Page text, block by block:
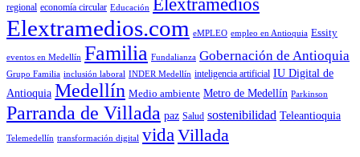
regional economía circular Educación
Elextramedios.com eMPLEO empleo en Antioquia Essity
eventos en Medellín Familia Fundalianza Gobernación de Antioquia
Grupo Familia inclusión laboral INDER Medellín inteligencia artificial IU Digital de
Antioquia Medellín Medio ambiente Metro de Medellín Parkinson
Parranda de Villada paz Salud sostenibilidad Teleantioquia
Telemedellín transformación digital vida Villada